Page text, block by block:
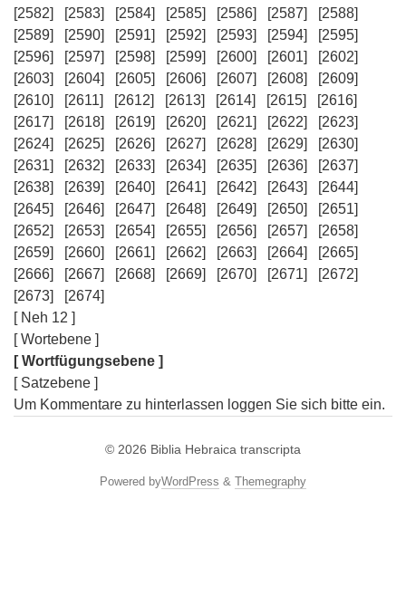
[2582]
[2583] [2584] [2585] [2586] [2587]
[2588]
[2589]
[2590] [2591] [2592] [2593] [2594]
[2595]
[2596]
[2597] [2598] [2599] [2600] [2601]
[2602]
[2603]
[2604] [2605] [2606] [2607] [2608]
[2609]
[2610]
[2611] [2612] [2613] [2614] [2615]
[2616]
[2617]
[2618] [2619] [2620] [2621] [2622]
[2623]
[2624]
[2625] [2626] [2627] [2628] [2629]
[2630]
[2631]
[2632] [2633] [2634] [2635] [2636]
[2637]
[2638]
[2639] [2640] [2641] [2642] [2643]
[2644]
[2645]
[2646] [2647] [2648] [2649] [2650]
[2651]
[2652]
[2653] [2654] [2655] [2656] [2657]
[2658]
[2659]
[2660] [2661] [2662] [2663] [2664]
[2665]
[2666]
[2667] [2668] [2669] [2670] [2671]
[2672]
[2673]
[2674]
[ Neh 12 ]
[ Wortebene ]
[ Wortfügungsebene ]
[ Satzebene ]
Um Kommentare zu hinterlassen loggen Sie sich bitte ein.
© 2026 Biblia Hebraica transcripta
Powered byWordPress & Themegraphy